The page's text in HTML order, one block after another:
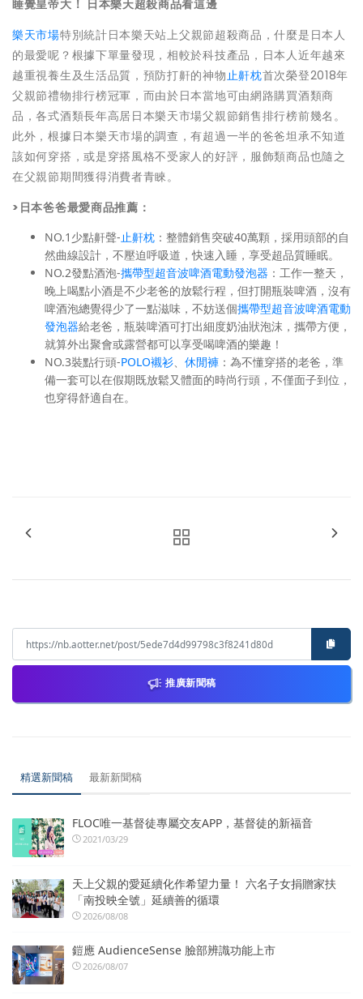
睡覺皇帝大！ 日本樂天超殺商品看這邊
樂天市場特別統計日本樂天站上父親節超殺商品，什麼是日本人
的最愛呢？根據下單量發現，相較於科技產品，日本人近年越來
越重視養生及生活品質，預防打鼾的神物止鼾枕首次榮登2018年
父親節禮物排行榜冠軍，而由於日本當地可由網路購買酒類商
品，各式酒類長年高居日本樂天市場父親節銷售排行榜前幾名。
此外，根據日本樂天市場的調查，有超過一半的爸爸坦承不知道
該如何穿搭，或是穿搭風格不受家人的好評，服飾類商品也隨之
在父親節期間獲得消費者青睞。
>日本爸爸最愛商品推薦：
NO.1少點鼾聲-止鼾枕 ：整體銷售突破40萬顆，採用頭部的自
然曲線設計，不壓迫呼吸道，快速入睡，享受超品質睡眠。
NO.2發點酒泡-攜帶型超音波啤酒電動發泡器 ：工作一整天，
晚上喝點小酒是不少老爸的放鬆行程，但打開瓶裝啤酒，沒有
啤酒泡總覺得少了一點滋味，不妨送個攜帶型超音波啤酒電動
發泡器給老爸，瓶裝啤酒可打出細度奶油狀泡沫，攜帶方便，
就算外出聚會或露營都可以享受喝啤酒的樂趣！
NO.3裝點行頭-POLO襯衫、 休閒褲 ：為不懂穿搭的老爸，準
備一套可以在假期既放鬆又體面的時尚行頭，不僅面子到位，
也穿得舒適自在。
推廣新聞稿
精選新聞稿 最新新聞稿
FLOC唯一基督徒專屬交友APP，基督徒的新福音
2021/03/29
天上父親的愛延續化作希望力量！ 六名子女捐贈家扶
「南投映全號」延續善的循環
2026/08/08
鎧應 AudienceSense 臉部辨識功能上市
2026/08/07